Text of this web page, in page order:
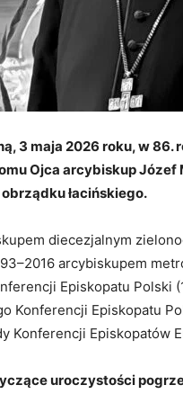
3 maja 2026 roku, w 86.
Ojca arcybiskup
łacińskiego.
diecezjalnym
arcybiskupem
Episkopatu Polski
Konferencji Episkopatu
Konferencji Episkopatów
uroczystości